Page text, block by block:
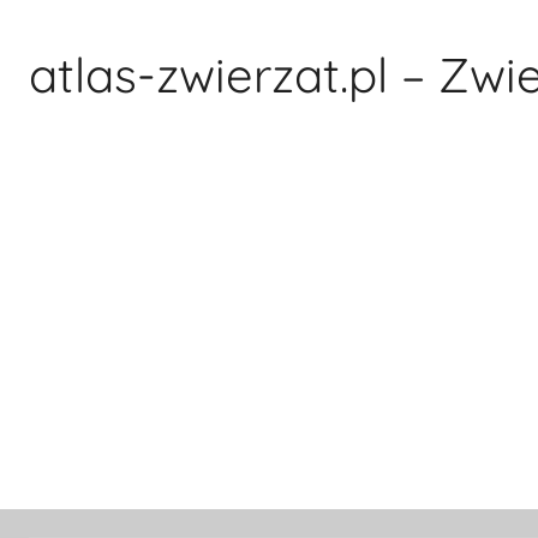
treściatlas-zwierzat.pl –